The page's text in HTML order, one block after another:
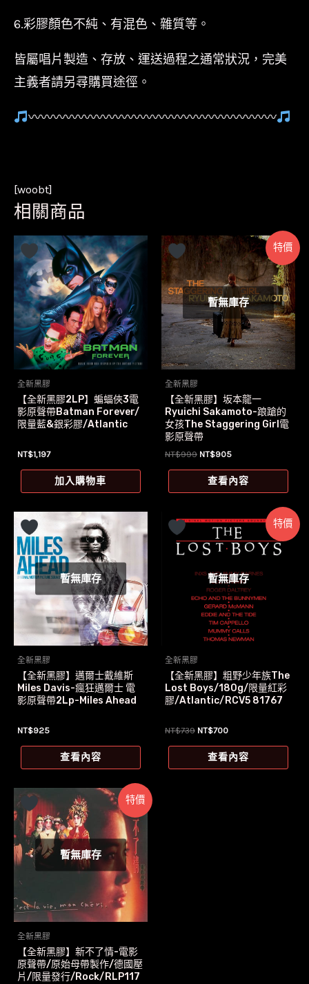
6.彩膠顏色不純、有混色、雜質等。
皆屬唱片製造、存放、運送過程之通常狀況，完美
主義者請另尋購買途徑。
〰〰〰〰〰〰〰〰〰〰〰〰〰〰〰〰〰〰〰〰
[woobt]
相關商品
全新黑膠
【全新黑膠2LP】蝙蝠俠3電
影原聲帶Batman Forever/
限量藍&銀彩膠/Atlantic
NT$1,197
加入購物車
特價
暫無庫存
全新黑膠
【全新黑膠】坂本龍一
Ryuichi Sakamoto-踉蹌的
女孩The Staggering Girl電
影原聲帶
NT$999 原
格：
NT$905目
價
格：
查看內容
暫無庫存
全新黑膠
【全新黑膠】邁爾士戴維斯
Miles Davis-瘋狂邁爾士 電
影原聲帶2Lp-Miles Ahead
NT$925
查看內容
特價
暫無庫存
全新黑膠
【全新黑膠】粗野少年族The
Lost Boys/180g/限量紅彩
膠/Atlantic/RCV5 81767
NT$739 原
格：
NT$700目
價
格：
查看內容
特價
暫無庫存
全新黑膠
【全新黑膠】新不了情-電影
原聲帶/原始母帶製作/德國壓
片/限量發行/Rock/RLP117